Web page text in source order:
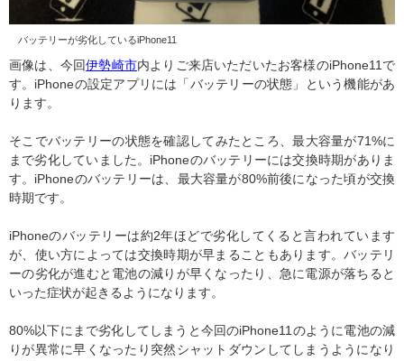
バッテリーが劣化しているiPhone11
画像は、今回伊勢崎市内よりご来店いただいたお客様のiPhone11で
す。iPhoneの設定アプリには「バッテリーの状態」という機能があ
ります。
そこでバッテリーの状態を確認してみたところ、最大容量が71%に
まで劣化していました。iPhoneのバッテリーには交換時期がありま
す。iPhoneのバッテリーは、最大容量が80%前後になった頃が交換
時期です。
iPhoneのバッテリーは約2年ほどで劣化してくると言われています
が、使い方によっては交換時期が早まることもあります。バッテリ
ーの劣化が進むと電池の減りが早くなったり、急に電源が落ちると
いった症状が起きるようになります。
80%以下にまで劣化してしまうと今回のiPhone11のように電池の減
りが異常に早くなったり突然シャットダウンしてしまうようになり